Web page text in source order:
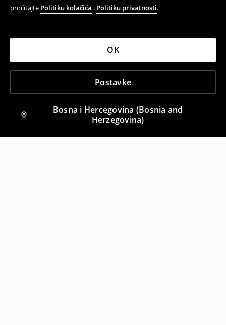
pročitajte Politiku kolačića i Politiku privatnosti.
Postavke
OK
Bosna i Hercegovina (Bosnia and
Herzegovina)